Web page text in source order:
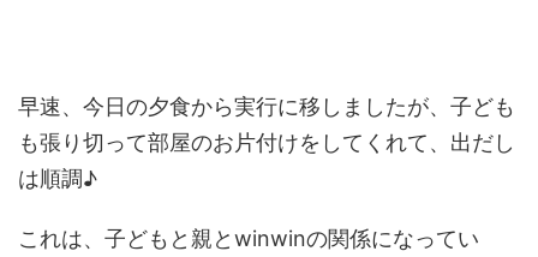
早速、今日の夕食から実行に移しましたが、子ども
も張り切って部屋のお片付けをしてくれて、出だし
は順調♪
これは、子どもと親とwinwinの関係になってい